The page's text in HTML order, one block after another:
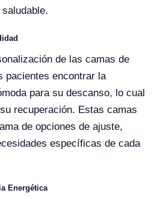
de las camas de
pacientes encontrar la
para su descanso, lo cual
recuperación. Estas camas
de opciones de ajuste,
específicas de cada
Energética